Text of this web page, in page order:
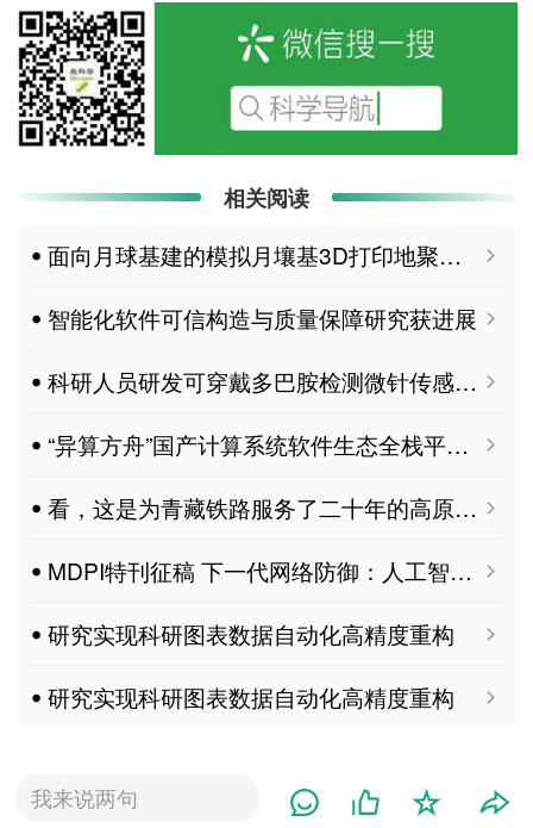
相关阅读
ꔷ 面向月球基建的模拟月壤基3D打印地聚合物可打印性与硬化性能研究
ꔷ 智能化软件可信构造与质量保障研究获进展
ꔷ 科研人员研发可穿戴多巴胺检测微针传感平台
ꔷ “异算方舟”国产计算系统软件生态全栈平台上线
ꔷ 看，这是为青藏铁路服务了二十年的高原冻土研究站
ꔷ MDPI特刊征稿 下一代网络防御：人工智能、自动化与自适应安全
ꔷ 研究实现科研图表数据自动化高精度重构
ꔷ 研究实现科研图表数据自动化高精度重构
我来说两句